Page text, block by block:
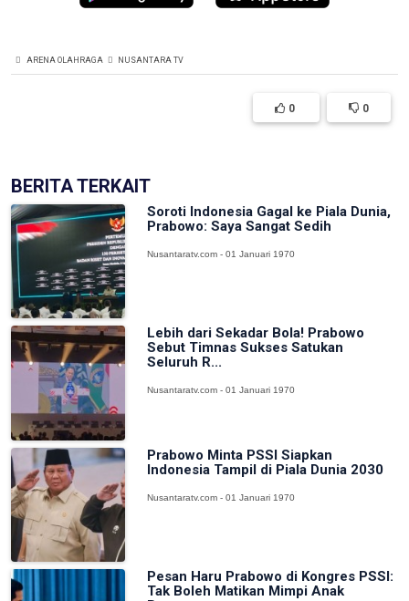
ARENA OLAHRAGA NUSANTARA TV
0 0
BERITA TERKAIT
Soroti Indonesia Gagal ke Piala Dunia,
Prabowo: Saya Sangat Sedih
Nusantaratv.com - 01 Januari 1970
Lebih dari Sekadar Bola! Prabowo
Sebut Timnas Sukses Satukan
Seluruh R...
Nusantaratv.com - 01 Januari 1970
Prabowo Minta PSSI Siapkan
Indonesia Tampil di Piala Dunia 2030
Nusantaratv.com - 01 Januari 1970
Pesan Haru Prabowo di Kongres PSSI:
Tak Boleh Matikan Mimpi Anak